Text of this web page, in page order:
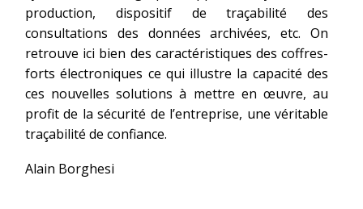
production, dispositif de traçabilité des
consultations des données archivées, etc. On
retrouve ici bien des caractéristiques des coffres-
forts électroniques ce qui illustre la capacité des
ces nouvelles solutions à mettre en œuvre, au
profit de la sécurité de l’entreprise, une véritable
traçabilité de confiance.
Alain Borghesi